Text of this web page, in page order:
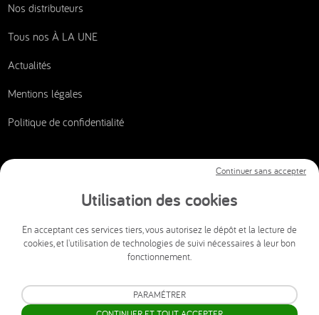
Nos distributeurs
Tous nos À LA UNE
Actualités
Mentions légales
Politique de confidentialité
CSI AUDIOVISUEL
info@csi-audiovisuel.com
Utilisation des cookies
En acceptant ces services tiers, vous autorisez le dépôt et la lecture de
cookies, et l'utilisation de technologies de suivi nécessaires à leur bon
fonctionnement.
Continuer sans accepter
PARAMÉTRER